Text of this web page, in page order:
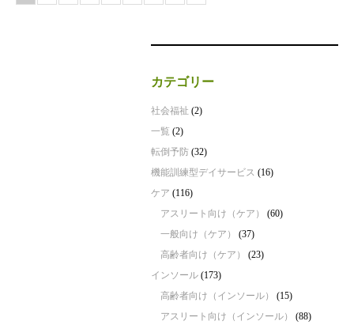
カテゴリー
社会福祉 (2)
一覧 (2)
転倒予防 (32)
機能訓練型デイサービス (16)
ケア (116)
アスリート向け（ケア）
(60)
一般向け（ケア）
(37)
高齢者向け（ケア）
(23)
インソール (173)
高齢者向け（インソール）
(15)
アスリート向け（インソール）
(88)